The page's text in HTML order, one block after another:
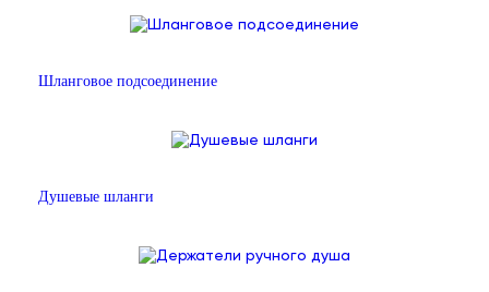
Шланговое подсоединение
Душевые шланги